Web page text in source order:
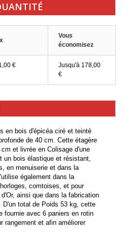
Vous
économisez
€
Jusqu'à 178,00
€
en bois d'épicéa ciré et teinté
de 40 cm. Cette étagère
et livrée en Colisage d'une
un bois élastique et résistant,
en menuiserie et dans la
également dans la
comtoises, et pour
ainsi que dans la fabrication
D'un total de Poids 53 kg, cette
fournie avec 6 paniers en rotin
rangement et afin améliorer